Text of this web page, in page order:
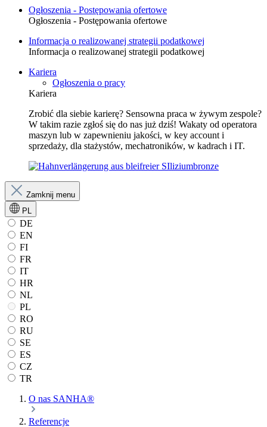
Ogłoszenia - Postępowania ofertowe
Ogłoszenia - Postępowania ofertowe
Informacja o realizowanej strategii podatkowej
Informacja o realizowanej strategii podatkowej
Kariera
Ogłoszenia o pracy
Kariera
Zrobić dla siebie karierę? Sensowna praca w żywym zespole?
W takim razie zgłoś się do nas już dziś! Wakaty od operatora
maszyn lub w zapewnieniu jakości, w key account i
sprzedaży, dla stażystów, mechatroników, w kadrach i IT.
Zamknij menu
PL
DE
EN
FI
FR
IT
HR
NL
PL
RO
RU
SE
ES
CZ
TR
O nas SANHA®
Referencje